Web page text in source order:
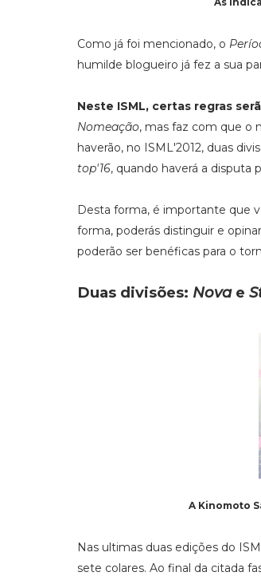
Como já foi mencionado, o
humilde blogueiro já fez a sua
Neste ISML, certas regras
Nomeação, mas faz com que o
haverão, no ISML'2012, duas
top'16, quando haverá a disputa
Desta forma, é importante que
forma, poderás distinguir e
poderão ser benéficas para o
Duas divisões: Novae
A Kinomoto
Nas ultimas duas edições do
sete colares. Ao final da citada